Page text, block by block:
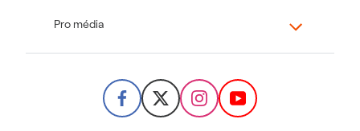
Pro média